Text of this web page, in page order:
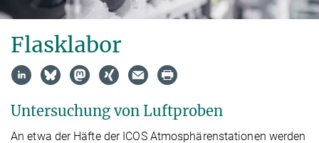
Flasklabor
Untersuchung von Luftproben
An etwa der Häfte der ICOS Atmosphärenstationen werden